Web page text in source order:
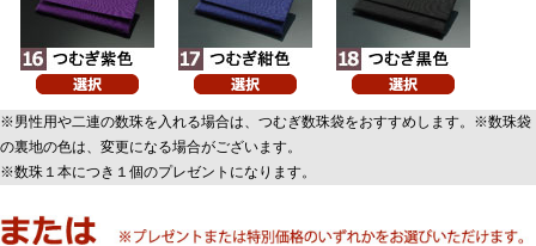
※男性用や二連の数珠を入れる場合は、つむぎ数珠袋をおすすめします。※数珠袋
の裏地の色は、変更になる場合がございます。
※数珠１本につき１個のプレゼントになります。